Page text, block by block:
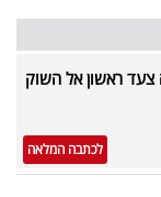
צעד ראשון אל השוק
לכתבה המלאה